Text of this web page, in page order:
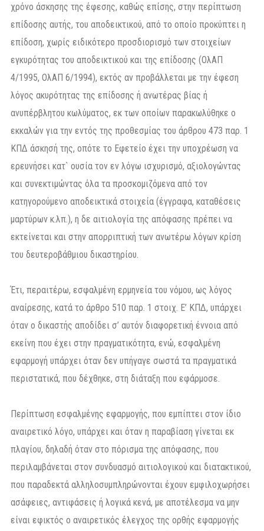
χρόνο άσκησης της έφεσης, καθώς επίσης, στην περίπτωση
επίδοσης αυτής, του αποδεικτικού, από το οποίο προκύπτει η
επίδοση, χωρίς ειδικότερο προσδιορισμό των στοιχείων
εγκυρότητας του αποδεικτικού και της επίδοσης (ΟλΑΠ
4/1995, ΟλΑΠ 6/1994), εκτός αν προβάλλεται με την έφεση
λόγος ακυρότητας της επίδοσης ή ανωτέρας βίας ή
ανυπέρβλητου κωλύματος, εκ των οποίων παρακωλύθηκε ο
εκκαλών για την εντός της προθεσμίας του άρθρου 473 παρ. 1
ΚΠΔ άσκησή της, οπότε το Εφετείο έχει την υποχρέωση να
ερευνήσει κατ` ουσία τον εν λόγω ισχυρισμό, αξιολογώντας
και συνεκτιμώντας όλα τα προσκομιζόμενα από τον
κατηγορούμενο αποδεικτικά στοιχεία (έγγραφα, καταθέσεις
μαρτύρων κ.λπ.), η δε αιτιολογία της απόφασης πρέπει να
εκτείνεται και στην απορριπτική των ανωτέρω λόγων κρίση
του δευτεροβάθμιου δικαστηρίου.
Έτι, περαιτέρω, εσφαλμένη ερμηνεία του νόμου, ως λόγος
αναίρεσης, κατά το άρθρο 510 παρ. 1 στοιχ. Ε’ ΚΠΔ, υπάρχει
όταν ο δικαστής αποδίδει σ’ αυτόν διαφορετική έννοια από
εκείνη που έχει στην πραγματικότητα, ενώ, εσφαλμένη
εφαρμογή υπάρχει όταν δεν υπήγαγε σωστά τα πραγματικά
περιστατικά, που δέχθηκε, στη διάταξη που εφάρμοσε.
Περίπτωση εσφαλμένης εφαρμογής, που εμπίπτει στον ίδιο
αναιρετικό λόγο, υπάρχει και όταν η παραβίαση γίνεται εκ
πλαγίου, δηλαδή όταν στο πόρισμα της απόφασης, που
περιλαμβάνεται στον συνδυασμό αιτιολογικού και διατακτικού,
που παραδεκτά αλληλοσυμπληρώνονται έχουν εμφιλοχωρήσει
ασάφειες, αντιφάσεις ή λογικά κενά, με αποτέλεσμα να μην
είναι εφικτός ο αναιρετικός έλεγχος της ορθής εφαρμογής